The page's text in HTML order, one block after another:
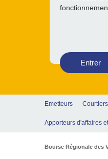
Entrer
Emetteurs
Apporteurs d'affaires
Bourse Régionale des